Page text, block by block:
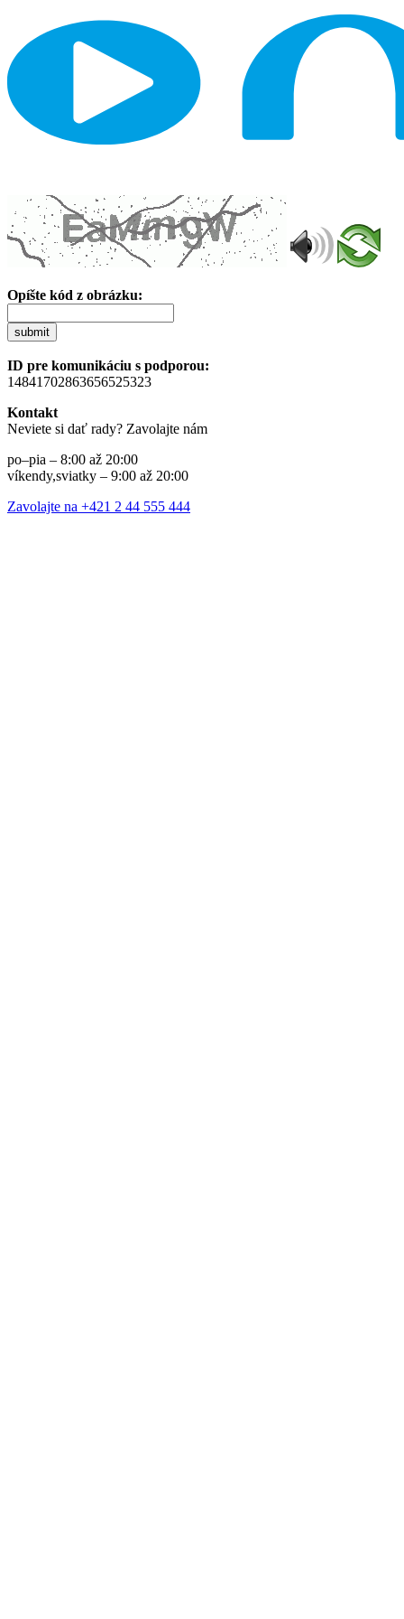
Opíšte kód z obrázku:
submit
ID pre komunikáciu s podporou:
14841702863656525323
Kontakt
Neviete si dať rady? Zavolajte nám
po–pia – 8:00 až 20:00
víkendy,sviatky – 9:00 až 20:00
Zavolajte na +421 2 44 555 444